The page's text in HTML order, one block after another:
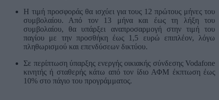
H τιμή προσφοράς θα ισχύει για τους 12 πρώτους μήνες του
συμβολαίου. Από τον 13 μήνα και έως τη λήξη του
συμβολαίου, θα υπάρξει αναπροσαρμογή στην τιμή του
παγίου με την προσθήκη έως 1,5 ευρώ επιπλέον, λόγω
πληθωρισμού και επενδύσεων δικτύου.
Σε περίπτωση ύπαρξης ενεργής οικιακής σύνδεσης Vodafone
κινητής ή σταθερής κάτω από τον ίδιο ΑΦΜ έκπτωση έως
10% στο πάγιο του προγράμματος.